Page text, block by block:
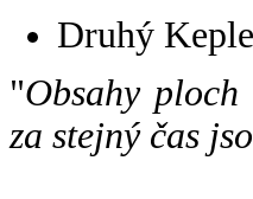
Druhý
"Obsahy
za stejný čas